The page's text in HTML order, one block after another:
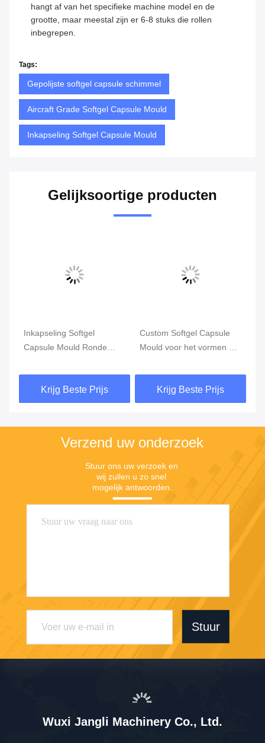
hangt af van het specifieke machine model en de
grootte, maar meestal zijn er 6-8 stuks die rollen
inbegrepen.
Tags:
Gepolijste softgel capsule schimmel
Aircraft Grade Softgel Capsule Mould
Inkapseling Softgel Capsule Mould
Gelijksoortige producten
Inkapseling Softgel
Capsule Mould Ronde
Krijg Beste Prijs
Custom Softgel Capsule
Mould voor het vormen en
Krijg Beste Prijs
Verzend uw onderzoek
Stuur ons uw verzoek en
wij zullen u zo snel
mogelijk antwoorden.
Stuur
Wuxi Jangli Machinery Co., Ltd.